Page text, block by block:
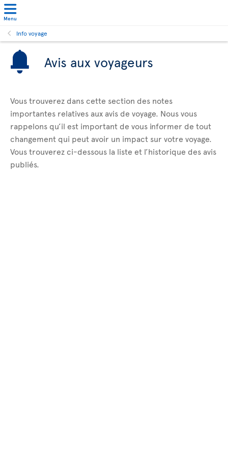
Menu
Info voyage
Avis aux voyageurs
Vous trouverez dans cette section des notes
importantes relatives aux avis de voyage. Nous vous
rappelons qu’il est important de vous informer de tout
changement qui peut avoir un impact sur votre voyage.
Vous trouverez ci-dessous la liste et l’historique des avis
publiés.